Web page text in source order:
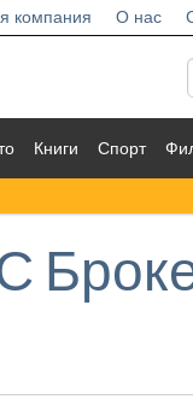
компания О нас
Книги Спорт